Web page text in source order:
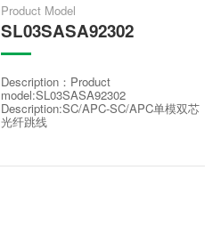
Product Model
SL03SASA92302
光纤跳线